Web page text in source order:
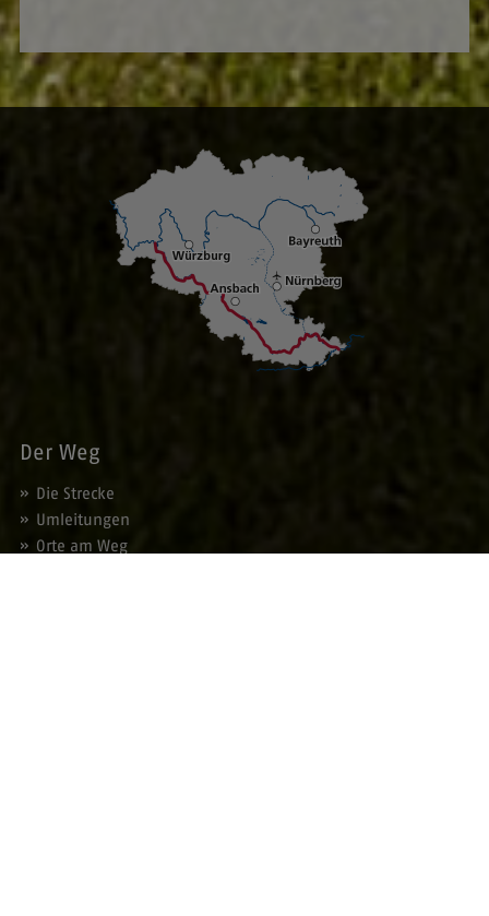
Der Weg
Die Strecke
Umleitungen
Orte am Weg